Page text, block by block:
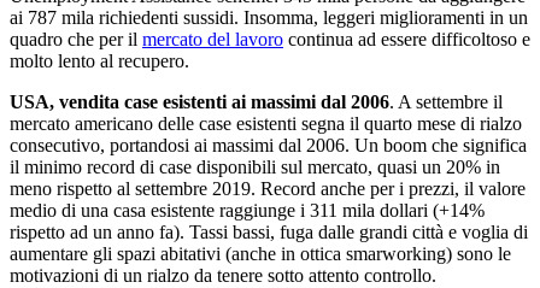
ai 787 mila richiedenti sussidi. Insomma, leggeri miglioramenti in un
quadro che per il mercato del lavoro continua ad essere difficoltoso e
molto lento al recupero.
USA, vendita case esistenti ai massimi dal 2006. A settembre il
mercato americano delle case esistenti segna il quarto mese di rialzo
consecutivo, portandosi ai massimi dal 2006. Un boom che significa
il minimo record di case disponibili sul mercato, quasi un 20% in
meno rispetto al settembre 2019. Record anche per i prezzi, il valore
medio di una casa esistente raggiunge i 311 mila dollari (+14%
rispetto ad un anno fa). Tassi bassi, fuga dalle grandi città e voglia di
aumentare gli spazi abitativi (anche in ottica smarworking) sono le
motivazioni di un rialzo da tenere sotto attento controllo.